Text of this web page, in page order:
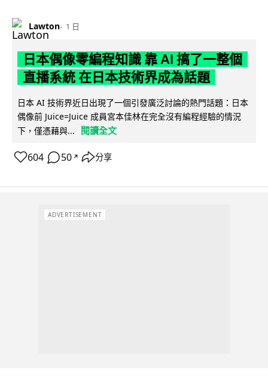
Lawton 1 日
日本偶像零編程知識 靠 AI 搞了一整個
直播系統 在日本技術界成為話題
日本 AI 技術界近日出現了一個引發廣泛討論的熱門話題：日本
偶像前 Juice=Juice 成員宮本佳林在完全沒有編程經驗的情況
下，僅憑藉與...
閱讀全文
604 50 ↗ 分享
ADVERTISEMENT